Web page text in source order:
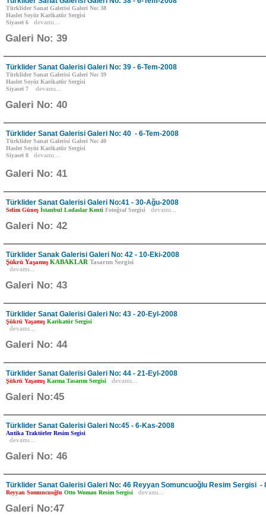
Türklider Sanat Galerisi Galeri No: 38
Haslet Soyöz Karikatür Sergisi
Siyaset 6
devamı...
Galeri No: 39
Türklider Sanat Galerisi Galeri No: 39 - 6-Tem-2008
Türklider Sanat Galerisi Galeri No: 39
Haslet Soyöz Karikatür Sergisi
Siyaset 7
devamı...
Galeri No: 40
Türklider Sanat Galerisi Galeri No: 40 - 6-Tem-2008
Türklider Sanat Galerisi Galeri No: 40
Haslet Soyöz Karikatür Sergisi
Siyaset 8
devamı...
Galeri No: 41
Türklider Sanat Galerisi Galeri No:41 - 30-Ağu-2008
Selim Güneş İstanbul Lodaslar Kenti Fotoğraf Sergisi devamı...
Galeri No: 42
Türklider Sanak Galerisi Galeri No: 42 - 10-Eki-2008
Şükrü Yaşamış KABAKLAR Tasarım Sergisi
devamı...
Galeri No: 43
Türklider Sanat Galerisi Galeri No: 43 - 20-Eyl-2008
Şükrü Yaşamış Karikatür Sergisi
devamı...
Galeri No: 44
Türklider Sanat Galerisi Galeri No: 44 - 21-Eyl-2008
Şükrü Yaşamış Karma Tasarım Sergisi devamı...
Galeri No:45
Türklider Sanat Galerisi Galeri No:45 - 6-Kas-2008
Antika Traktörler Resim Segisi
devamı...
Galeri No: 46
Türklider Sanat Galerisi Galeri No: 46 Reyyan Somuncuoğlu Resim Sergisi -
Reyyan Somuncuoğlu Otto Woman Resim Sergisi devamı...
Galeri No:47